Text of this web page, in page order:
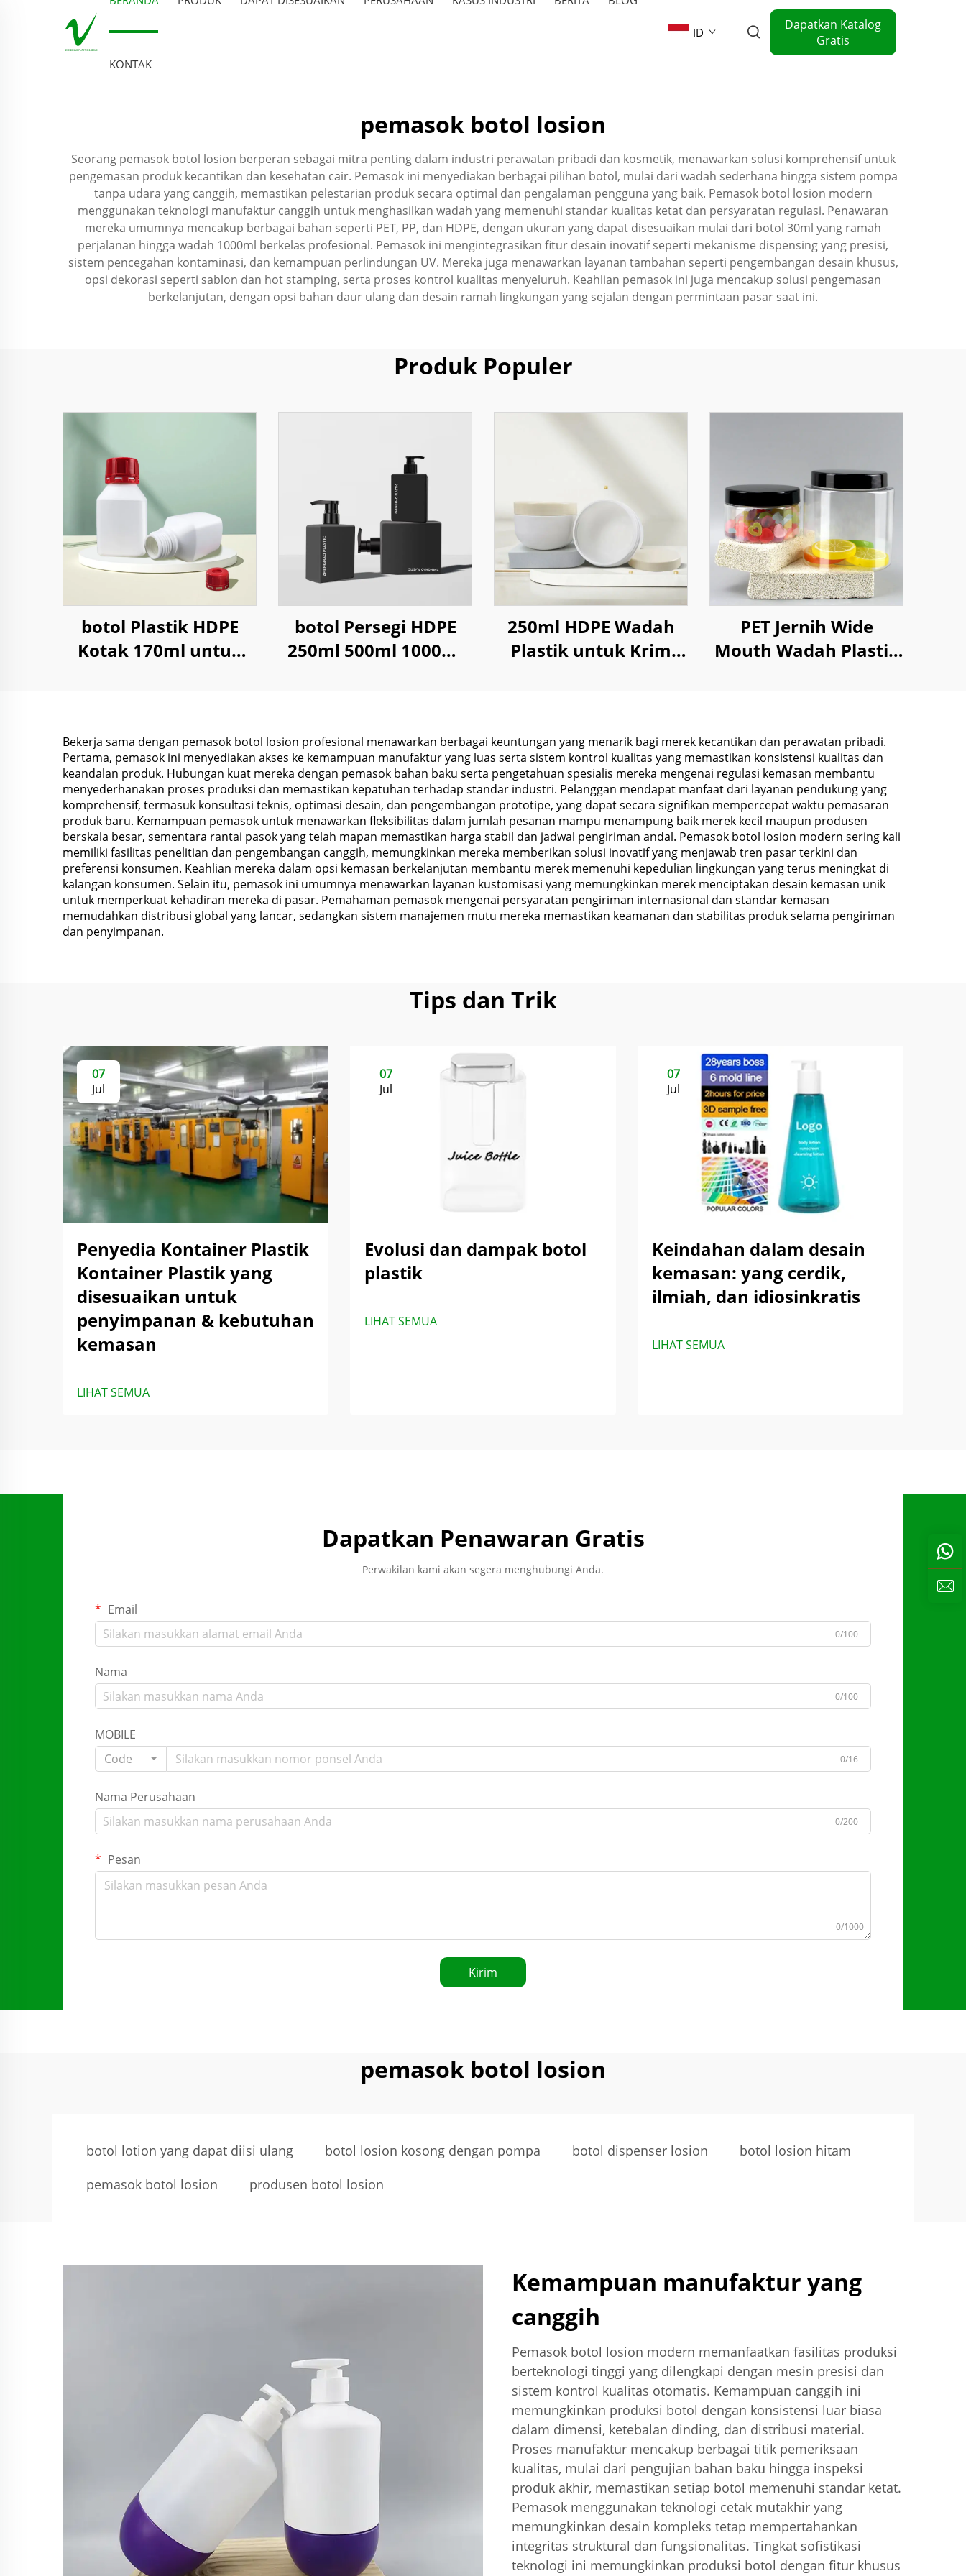
KONTAK
ID
Dapatkan Katalog
Gratis
pemasok botol losion
Seorang pemasok botol losion berperan sebagai mitra penting dalam industri perawatan pribadi dan kosmetik, menawarkan solusi komprehensif untuk
pengemasan produk kecantikan dan kesehatan cair. Pemasok ini menyediakan berbagai pilihan botol, mulai dari wadah sederhana hingga sistem pompa
tanpa udara yang canggih, memastikan pelestarian produk secara optimal dan pengalaman pengguna yang baik. Pemasok botol losion modern
menggunakan teknologi manufaktur canggih untuk menghasilkan wadah yang memenuhi standar kualitas ketat dan persyaratan regulasi. Penawaran
mereka umumnya mencakup berbagai bahan seperti PET, PP, dan HDPE, dengan ukuran yang dapat disesuaikan mulai dari botol 30ml yang ramah
perjalanan hingga wadah 1000ml berkelas profesional. Pemasok ini mengintegrasikan fitur desain inovatif seperti mekanisme dispensing yang presisi,
sistem pencegahan kontaminasi, dan kemampuan perlindungan UV. Mereka juga menawarkan layanan tambahan seperti pengembangan desain khusus,
opsi dekorasi seperti sablon dan hot stamping, serta proses kontrol kualitas menyeluruh. Keahlian pemasok ini juga mencakup solusi pengemasan
berkelanjutan, dengan opsi bahan daur ulang dan desain ramah lingkungan yang sejalan dengan permintaan pasar saat ini.
Produk Populer
botol Plastik HDPE
Kotak 170ml untuk
Anak
botol Persegi HDPE
250ml 500ml 1000ml
250ml HDPE Wadah
Plastik untuk Krim
PET Jernih Wide
Mouth Wadah Plastik
Bekerja sama dengan pemasok botol losion profesional menawarkan berbagai keuntungan yang menarik bagi merek kecantikan dan perawatan pribadi.
Pertama, pemasok ini menyediakan akses ke kemampuan manufaktur yang luas serta sistem kontrol kualitas yang memastikan konsistensi kualitas dan
keandalan produk. Hubungan kuat mereka dengan pemasok bahan baku serta pengetahuan spesialis mereka mengenai regulasi kemasan membantu
menyederhanakan proses produksi dan memastikan kepatuhan terhadap standar industri. Pelanggan mendapat manfaat dari layanan pendukung yang
komprehensif, termasuk konsultasi teknis, optimasi desain, dan pengembangan prototipe, yang dapat secara signifikan mempercepat waktu pemasaran
produk baru. Kemampuan pemasok untuk menawarkan fleksibilitas dalam jumlah pesanan mampu menampung baik merek kecil maupun produsen
berskala besar, sementara rantai pasok yang telah mapan memastikan harga stabil dan jadwal pengiriman andal. Pemasok botol losion modern sering kali
memiliki fasilitas penelitian dan pengembangan canggih, memungkinkan mereka memberikan solusi inovatif yang menjawab tren pasar terkini dan
preferensi konsumen. Keahlian mereka dalam opsi kemasan berkelanjutan membantu merek memenuhi kepedulian lingkungan yang terus meningkat di
kalangan konsumen. Selain itu, pemasok ini umumnya menawarkan layanan kustomisasi yang memungkinkan merek menciptakan desain kemasan unik
untuk memperkuat kehadiran mereka di pasar. Pemahaman pemasok mengenai persyaratan pengiriman internasional dan standar kemasan
memudahkan distribusi global yang lancar, sedangkan sistem manajemen mutu mereka memastikan keamanan dan stabilitas produk selama pengiriman
dan penyimpanan.
Tips dan Trik
07
Jul
Penyedia Kontainer Plastik
Kontainer Plastik yang
disesuaikan untuk
penyimpanan & kebutuhan
kemasan
LIHAT SEMUA
07
Jul
Evolusi dan dampak botol
plastik
LIHAT SEMUA
07
Jul
Keindahan dalam desain
kemasan: yang cerdik,
ilmiah, dan idiosinkratis
LIHAT SEMUA
Dapatkan Penawaran Gratis
Perwakilan kami akan segera menghubungi Anda.
Email
0/100
Nama
0/100
MOBILE
Code
0/16
Nama Perusahaan
0/200
Pesan
0/1000
Kirim
pemasok botol losion
botol lotion yang dapat diisi ulang botol losion kosong dengan pompa botol dispenser losion
botol losion hitam
pemasok botol losion
produsen botol losion
Kemampuan manufaktur yang
canggih
Pemasok botol losion modern memanfaatkan fasilitas produksi
berteknologi tinggi yang dilengkapi dengan mesin presisi dan
sistem kontrol kualitas otomatis. Kemampuan canggih ini
memungkinkan produksi botol dengan konsistensi luar biasa
dalam dimensi, ketebalan dinding, dan distribusi material.
Proses manufaktur mencakup berbagai titik pemeriksaan
kualitas, mulai dari pengujian bahan baku hingga inspeksi
produk akhir, memastikan setiap botol memenuhi standar ketat.
Pemasok menggunakan teknologi cetak mutakhir yang
memungkinkan desain kompleks tetap mempertahankan
integritas struktural dan fungsionalitas. Tingkat sofistikasi
teknologi ini memungkinkan produksi botol dengan fitur khusus